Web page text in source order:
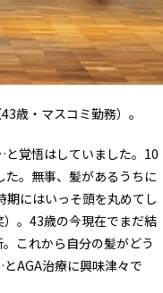
歳・マスコミ勤務）。
と覚悟はしていました。10
。無事、髪があるうちに
にはいっそ頭を丸めてし
。43歳の今現在でまだ結
これから自分の髪がどう
AGA治療に興味津々で